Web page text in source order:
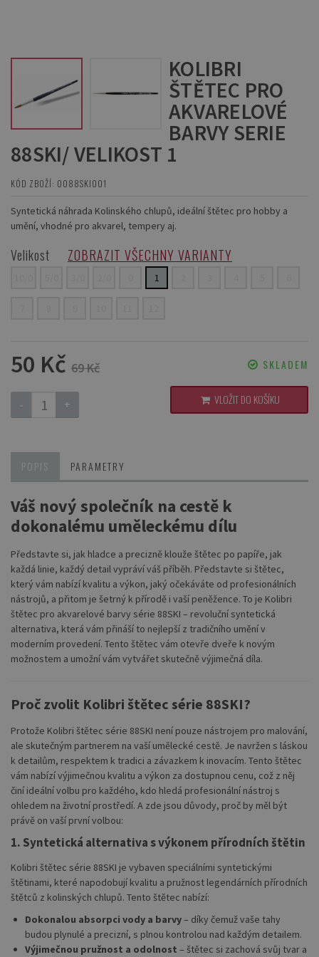
KOLIBRI
ŠTĚTEC PRO
AKVARELOVÉ
BARVY SERIE
88SKI/ VELIKOST 1
KÓD ZBOŽÍ: 0088SKI001
Syntetická náhrada Kolinského chlupů, ideální štětec pro hobby a
umění, vhodné pro akvarel, tempery aj.
Velikost ZOBRAZIT VŠECHNY VARIANTY
1
50 Kč 69 Kč SKLADEM
- + VLOŽIT DO KOŠÍKU
POPIS PARAMETRY
Váš nový společník na cestě k
dokonalému uměleckému dílu
Představte si, jak hladce a precizně klouže štětec po papíře, jak
každá linie, každý detail vypráví váš příběh. Představte si štětec,
který vám nabízí kvalitu a výkon, jaký očekáváte od profesionálních
nástrojů, a přitom je šetrný k přírodě i vaší peněžence. To je Kolibri
štětec pro akvarelové barvy série 88SKI – revoluční syntetická
alternativa, která vám přináší to nejlepší z tradičního umění v
moderním provedení. Tento štětec vám otevře dveře k novým
možnostem a umožní vám vytvářet skutečně výjimečná díla.
Proč zvolit Kolibri štětec série 88SKI?
Protože Kolibri štětec série 88SKI není pouze nástrojem pro malování,
ale skutečným partnerem na vaší umělecké cestě. Je navržen s láskou
k detailům, respektem k tradici a závazkem k inovacím. Tento štětec
vám nabízí výjimečnou kvalitu a výkon za dostupnou cenu, což z něj
činí ideální volbu pro každého, kdo hledá profesionální nástroj s
ohledem na životní prostředí. A zde jsou důvody, proč by měl být
právě on vaší první volbou:
1. Syntetická alternativa s výkonem přírodních štětin
Kolibri štětec série 88SKI je vybaven speciálními syntetickými
štětinami, které napodobují kvalitu a pružnost legendárních přírodních
štětců z kolinských chlupů. Tento štětec nabízí:
Dokonalou absorpci vody a barvy– díky čemuž vaše tahy
budou plynulé a precizní, s plnou kontrolou nad každým detailem.
Výjimečnou pružnost a odolnost – štětec si zachová svůj tvar a